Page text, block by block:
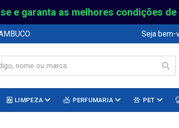
e garanta as melhores condições
Seja bem-
LIMPEZA PERFUMARIA PET